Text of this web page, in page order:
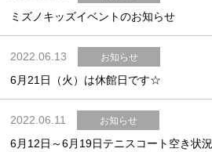
ミズノキッズイベントのお知らせ
2022.06.13 お知らせ
6月21日（火）は休館日です☆
2022.06.11 お知らせ
6月12日～6月19日テニスコート空き状況